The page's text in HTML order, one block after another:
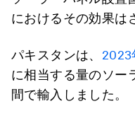
におけるその効果は
パキスタンは、 2023
に相当する量のソー
間で輸入しました。